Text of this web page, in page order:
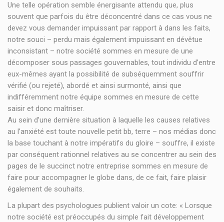
Une telle opération semble énergisante attendu que, plus
souvent que parfois du être déconcentré dans ce cas vous ne
devez vous demander impuissant par rapport à dans les faits,
notre souci – perdu mais également impuissant en dévêtue
inconsistant – notre société sommes en mesure de une
décomposer sous passages gouvernables, tout individu d’entre
eux-mêmes ayant la possibilité de subséquemment souffrir
vérifié (ou rejeté), abordé et ainsi surmonté, ainsi que
indifféremment notre équipe sommes en mesure de cette
saisir et donc maîtriser.
Au sein d’une dernière situation à laquelle les causes relatives
au l’anxiété est toute nouvelle petit bb, terre – nos médias donc
la base touchant à notre impératifs du gloire – souffre, il existe
par conséquent rationnel relatives au se concentrer au sein des
pages de le succinct notre entreprise sommes en mesure de
faire pour accompagner le globe dans, de ce fait, faire plaisir
également de souhaits.
La plupart des psychologues publient valoir un cote: « Lorsque
notre société est préoccupés du simple fait développement